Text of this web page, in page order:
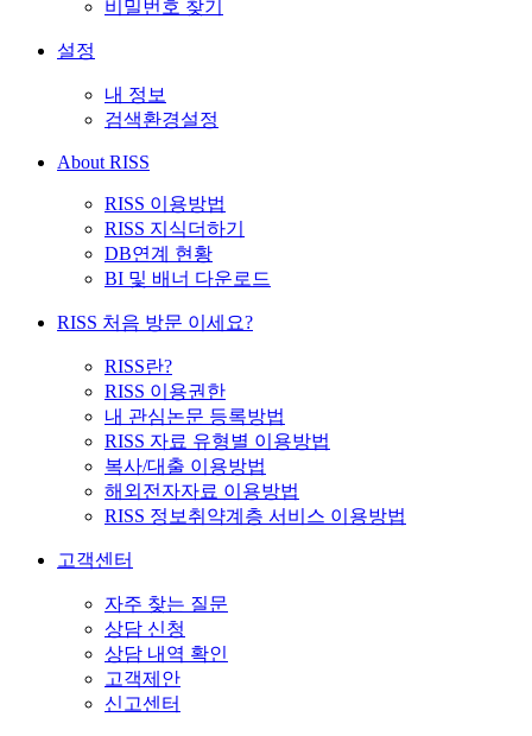
비밀번호 찾기
설정
내 정보
검색환경설정
About RISS
RISS 이용방법
RISS 지식더하기
DB연계 현황
BI 및 배너 다운로드
RISS 처음 방문 이세요?
RISS란?
RISS 이용권한
내 관심논문 등록방법
RISS 자료 유형별 이용방법
복사/대출 이용방법
해외전자자료 이용방법
RISS 정보취약계층 서비스 이용방법
고객센터
자주 찾는 질문
상담 신청
상담 내역 확인
고객제안
신고센터